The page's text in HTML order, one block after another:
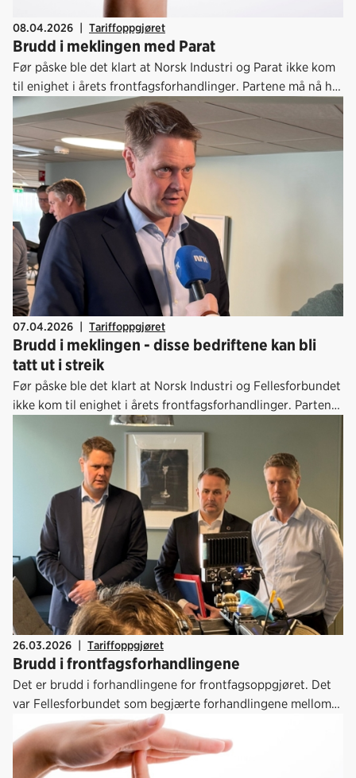
08.04.2026 | Tariffoppgjøret
Brudd i meklingen med Parat
Før påske ble det klart at Norsk Industri og Parat ikke kom
til enighet i årets frontfagsforhandlinger. Partene må nå ha
hjelp fra Riksmekleren for å komme videre i årets
lønnsoppgjør. Tirsdag 7. april mottok vi varsel om
plassfratredelse fra Parat. Her fremgår det hvilke bedrifter
som vil bli tatt ut i streik dersom meklingen ikke fører frem.
07.04.2026 | Tariffoppgjøret
Brudd i meklingen - disse bedriftene kan bli
tatt ut i streik
Før påske ble det klart at Norsk Industri og Fellesforbundet
ikke kom til enighet i årets frontfagsforhandlinger. Partene
må nå ha hjelp fra Riksmekleren for å komme videre i årets
lønnsoppgjør. 7. april mottok vi varsel om plassfratredelse
fra Fellesforbundet. Her fremgår det hvilke bedrifter som vil
bli tatt ut i streik dersom meklingen ikke fører frem.
26.03.2026 | Tariffoppgjøret
Brudd i frontfagsforhandlingene
Det er brudd i forhandlingene for frontfagsoppgjøret. Det
var Fellesforbundet som begjærte forhandlingene mellom
partene for avsluttet torsdag 26. mars.